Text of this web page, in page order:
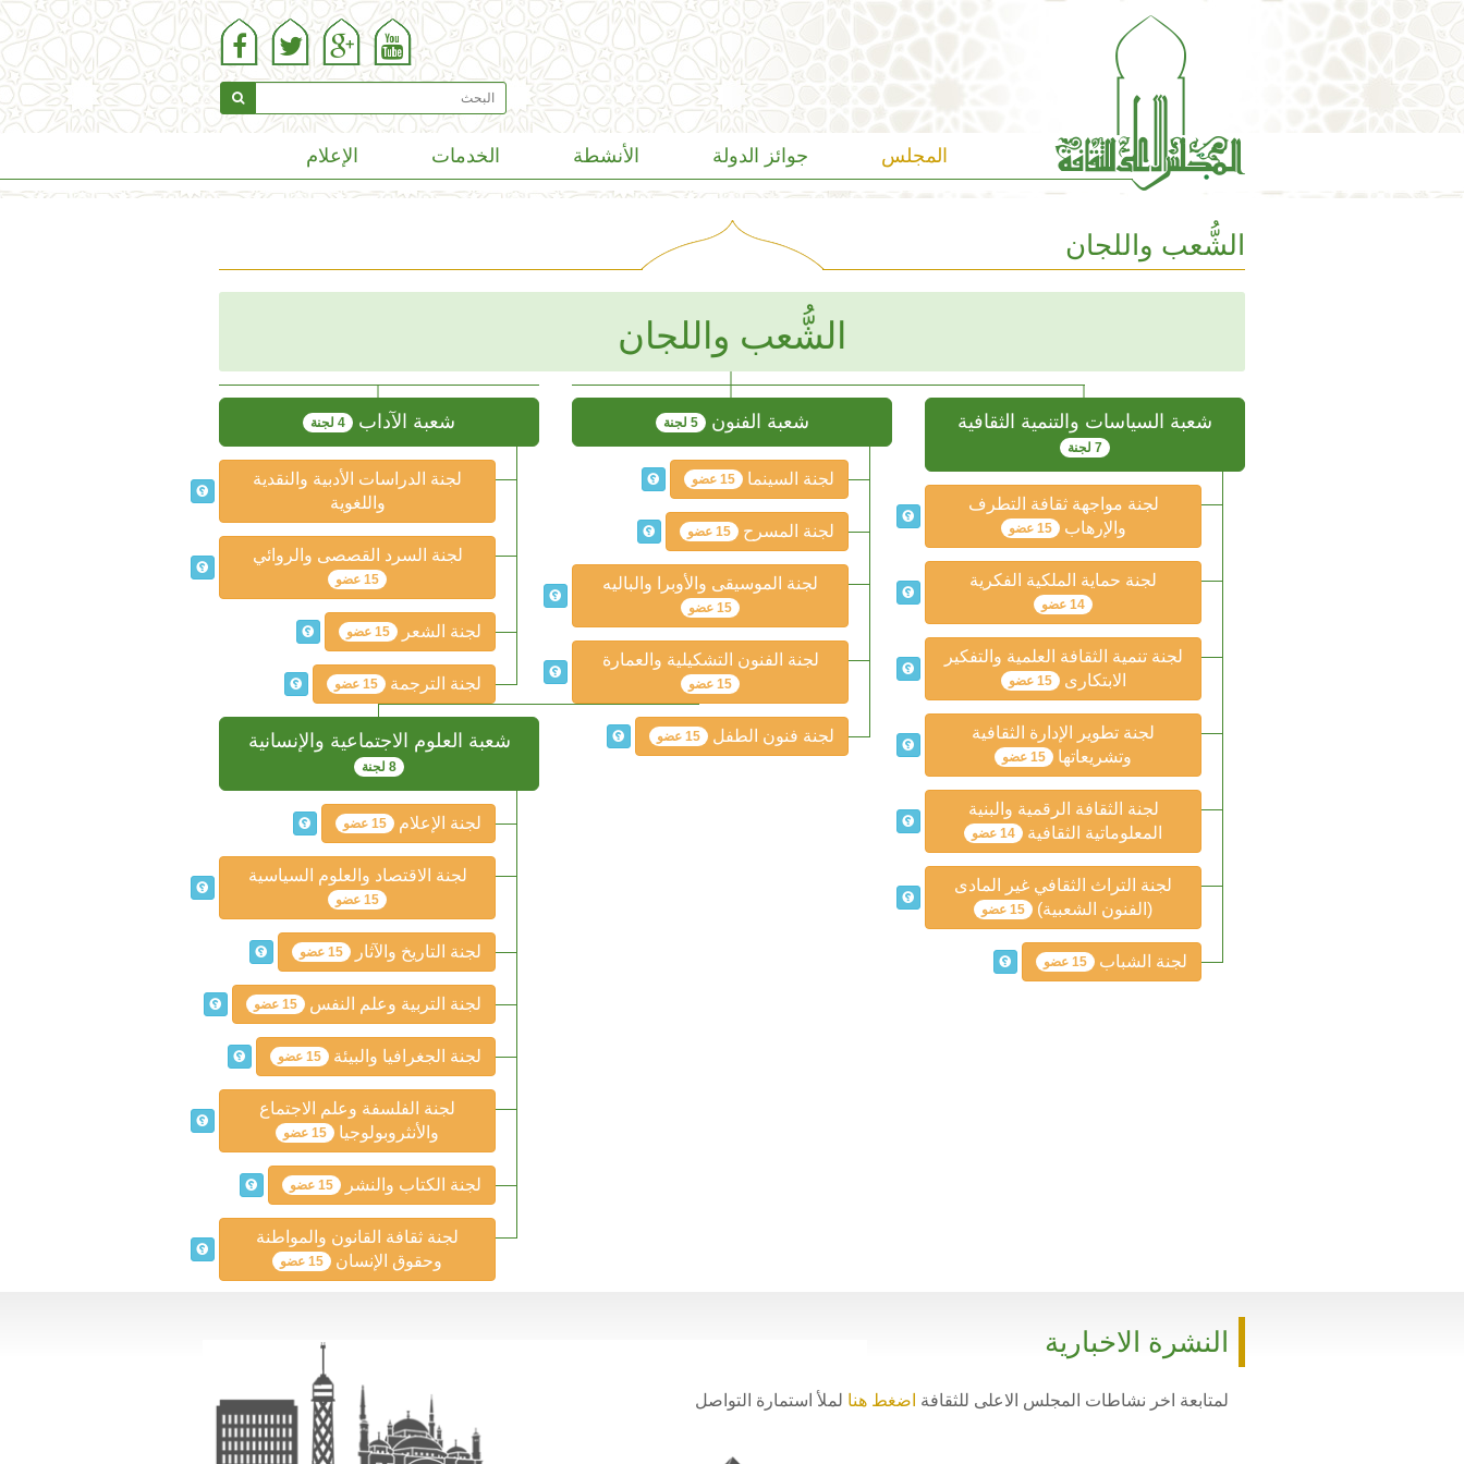
المجلس جوائز الدولة الأنشطة الخدمات الإعلام
الشُّعب واللجان
الشُّعب واللجان
شعبة السياسات والتنمية الثقافية
7 لجنة
لجنة مواجهة ثقافة التطرف
والإرهاب 15 عضو
لجنة حماية الملكية الفكرية
14 عضو
لجنة تنمية الثقافة العلمية والتفكير
الابتكارى 15 عضو
لجنة تطوير الإدارة الثقافية
وتشريعاتها
15 عضو
لجنة الثقافة الرقمية والبنية
المعلوماتية الثقافية
14 عضو
لجنة التراث الثقافي غير المادى
(الفنون الشعبية)
15 عضو
لجنة الشباب 15 عضو
شعبة الفنون 5 لجنة
لجنة السينما 15 عضو
لجنة المسرح 15 عضو
لجنة الموسيقى والأوبرا والباليه
15 عضو
لجنة الفنون التشكيلية والعمارة
15 عضو
لجنة فنون الطفل 15 عضو
شعبة الآداب 4 لجنة
لجنة الدراسات الأدبية والنقدية
واللغوية
لجنة السرد القصصى والروائي
15 عضو
لجنة الشعر 15 عضو
لجنة الترجمة 15 عضو
شعبة العلوم الاجتماعية والإنسانية
8 لجنة
لجنة الإعلام 15 عضو
لجنة الاقتصاد والعلوم السياسية
15 عضو
لجنة التاريخ والآثار 15 عضو
لجنة التربية وعلم النفس 15 عضو
لجنة الجغرافيا والبيئة 15 عضو
لجنة الفلسفة وعلم الاجتماع
والأنثروبولوجيا
15 عضو
لجنة الكتاب والنشر 15 عضو
لجنة ثقافة القانون والمواطنة
وحقوق الإنسان
15 عضو
النشرة الاخبارية
لمتابعة اخر نشاطات المجلس الاعلى للثقافة اضغط هنا لملأ استمارة التواصل